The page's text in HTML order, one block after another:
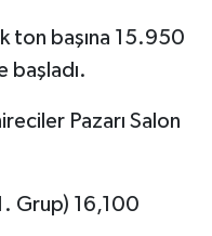
ton başına 15.950
başladı.
Pazarı Salon
Grup) 16,100